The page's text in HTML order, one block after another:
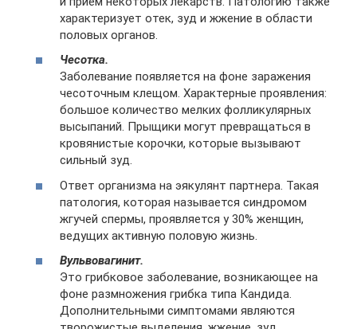
характеризует отек, зуд и жжение в области
половых органов.
Чесотка.
Заболевание появляется на фоне заражения
чесоточным клещом. Характерные проявления:
большое количество мелких фолликулярных
высыпаний. Прыщики могут превращаться в
кровянистые корочки, которые вызывают
сильный зуд.
Ответ организма на эякулянт партнера. Такая
патология, которая называется синдромом
жгучей спермы, проявляется у 30% женщин,
ведущих активную половую жизнь.
Вульвовагинит.
Это грибковое заболевание, возникающее на
фоне размножения грибка типа Кандида.
Дополнительными симптомами являются